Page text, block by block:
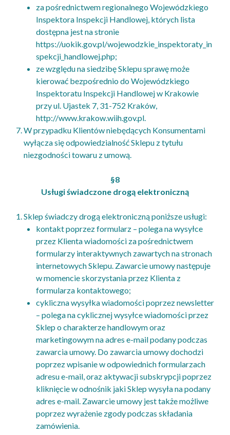
za pośrednictwem regionalnego Wojewódzkiego
Inspektora Inspekcji Handlowej, których lista
dostępna jest na stronie
https://uokik.gov.pl/wojewodzkie_inspektoraty_in
spekcji_handlowej.php;
ze względu na siedzibę Sklepu sprawę może
kierować bezpośrednio do Wojewódzkiego
Inspektoratu Inspekcji Handlowej w Krakowie
przy ul. Ujastek 7, 31-752 Kraków,
http://www.krakow.wiih.gov.pl.
W przypadku Klientów niebędących Konsumentami
wyłącza się odpowiedzialność Sklepu z tytułu
niezgodności towaru z umową.
§8
Usługi świadczone drogą elektroniczną
Sklep świadczy drogą elektroniczną poniższe usługi:
kontakt poprzez formularz – polega na wysyłce
przez Klienta wiadomości za pośrednictwem
formularzy interaktywnych zawartych na stronach
internetowych Sklepu. Zawarcie umowy następuje
w momencie skorzystania przez Klienta z
formularza kontaktowego;
cykliczna wysyłka wiadomości poprzez newsletter
– polega na cyklicznej wysyłce wiadomości przez
Sklep o charakterze handlowym oraz
marketingowym na adres e-mail podany podczas
zawarcia umowy. Do zawarcia umowy dochodzi
poprzez wpisanie w odpowiednich formularzach
adresu e-mail, oraz aktywacji subskrypcji poprzez
kliknięcie w odnośnik jaki Sklep wysyła na podany
adres e-mail. Zawarcie umowy jest także możliwe
poprzez wyrażenie zgody podczas składania
zamówienia.